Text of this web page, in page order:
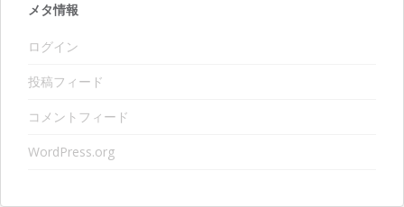
メタ情報
ログイン
投稿フィード
コメントフィード
WordPress.org